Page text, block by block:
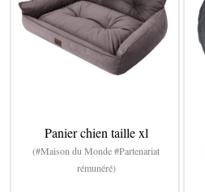
Panier chien taille xl
(#Maison du Monde #Partenariat
rémunéré)